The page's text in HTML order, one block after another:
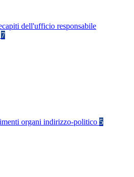
dell'ufficio responsabile
7
organi indirizzo-politico 5